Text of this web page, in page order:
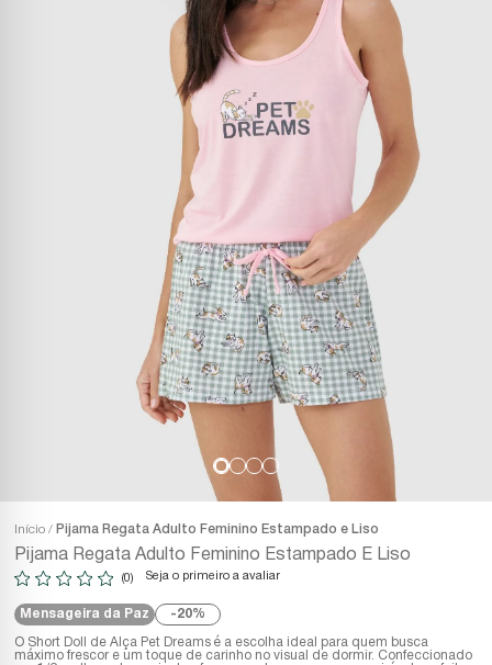
Início Pijama Regata Adulto Feminino Estampado e Liso
Pijama Regata Adulto Feminino Estampado E Liso
(0) Seja o primeiro a avaliar
Mensageira da Paz 20%
O Short Doll de Alça Pet Dreams é a escolha ideal para quem busca
máximo frescor e um toque de carinho no visual de dormir. Confeccionado